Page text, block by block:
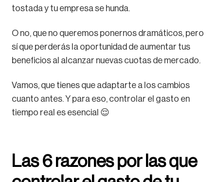
tostada y tu empresa se hunda.
O no, que no queremos ponernos dramáticos, pero
sí que perderás la oportunidad de aumentar tus
beneficios al alcanzar nuevas cuotas de mercado.
Vamos, que tienes que adaptarte a los cambios
cuanto antes. Y para eso, controlar el gasto en
tiempo real es esencial 😌
Las 6 razones por las que